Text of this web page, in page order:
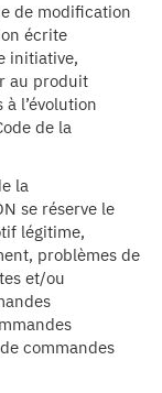
de modification
écrite
initiative,
au produit
l’évolution
de la
la
se réserve le
légitime,
problèmes de
et/ou
commandes